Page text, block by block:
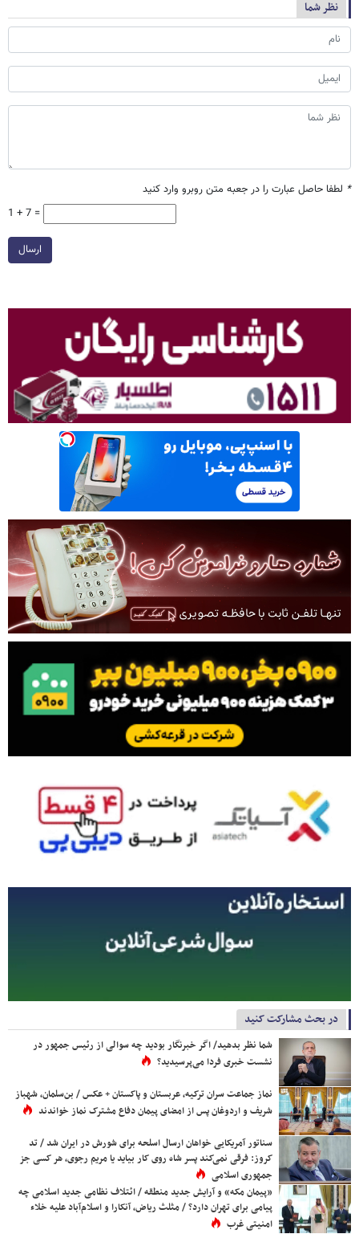
نظر شما
* لطفا حاصل عبارت را در جعبه متن روبرو وارد کنید
1 + 7 =
ارسال
در بحث مشارکت کنید
شما نظر بدهید/ اگر خبرنگار بودید چه سوالی از رئیس جمهور در
نشست خبری فردا می‌پرسیدید؟
نماز جماعت سران ترکیه، عربستان و پاکستان + عکس / بن‌سلمان، شهباز
شریف و اردوغان پس از امضای پیمان دفاع مشترک نماز خواندند
سناتور آمریکایی خواهان ارسال اسلحه برای شورش در ایران شد / تد
کروز: فرقی نمی‌کند پسر شاه روی کار بیاید یا مریم رجوی، هر کسی جز
جمهوری اسلامی
«پیمان مکه» و آرایش جدید منطقه / ائتلاف نظامی جدید اسلامی چه
پیامی برای تهران دارد؟ / مثلث ریاض، آنکارا و اسلام‌آباد علیه خلاء
امنیتی غرب